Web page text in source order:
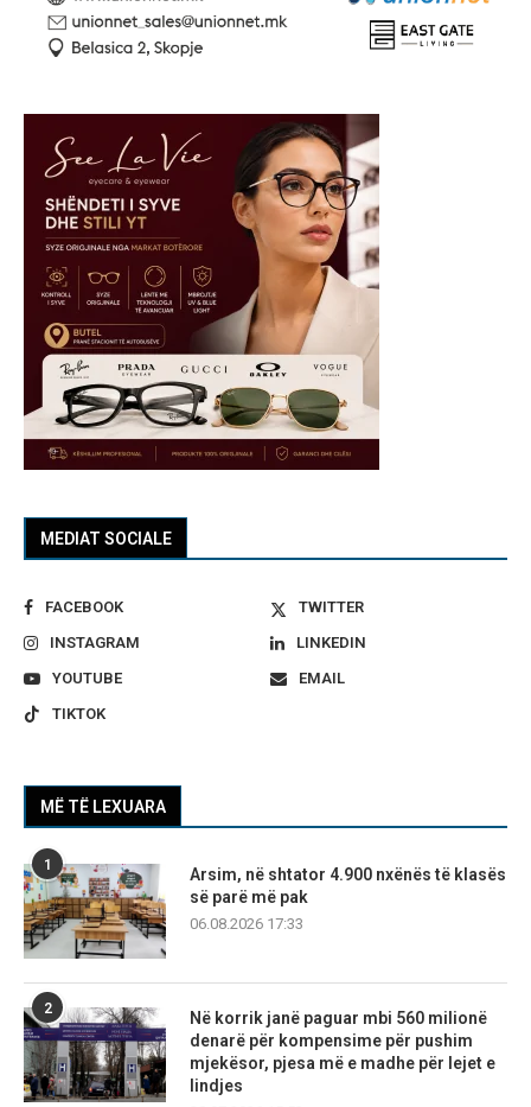
MEDIAT SOCIALE
FACEBOOK
TWITTER
INSTAGRAM
LINKEDIN
YOUTUBE
EMAIL
TIKTOK
MË TË LEXUARA
1
Arsim, në shtator 4.900 nxënës të klasës
së parë më pak
06.08.2026 17:33
2
Në korrik janë paguar mbi 560 milionë
denarë për kompensime për pushim
mjekësor, pjesa më e madhe për lejet e
lindjes